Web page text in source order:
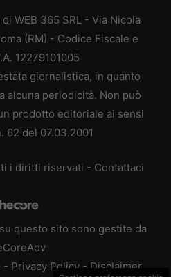
WEB 365 SRL - Via Nicola
(RM) - Codice Fiscale e
12279101005
giornalistica, in quanto
alcuna periodicità. Non può
prodotto editoriale ai sensi
62 del 07.03.2001
i diritti riservati - Contattaci
questo sito sono gestite da
- Privacy Policy - Disclaimer